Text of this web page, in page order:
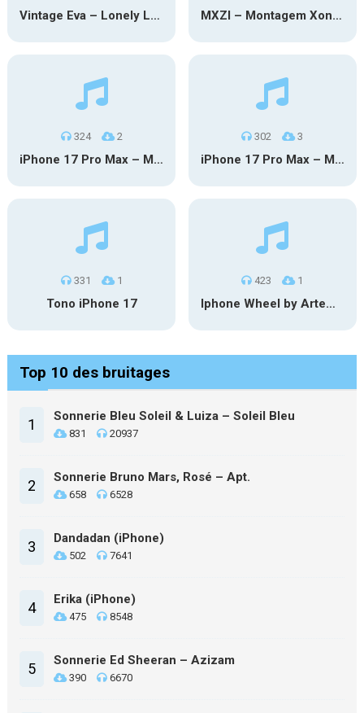
Vintage Eva – Lonely Lonely (iPhone) MXZI – Montagem Xonada (iPhone)
324 2
iPhone 17 Pro Max – MSM
302 3
iPhone 17 Pro Max – Mgm
331 1
Tono iPhone 17
423 1
Iphone Wheel by Artematiko
Top 10 des bruitages
1 Sonnerie Bleu Soleil & Luiza – Soleil Bleu
831 20937
2 Sonnerie Bruno Mars, Rosé – Apt.
658 6528
3 Dandadan (iPhone)
502 7641
4 Erika (iPhone)
475 8548
5 Sonnerie Ed Sheeran – Azizam
390 6670